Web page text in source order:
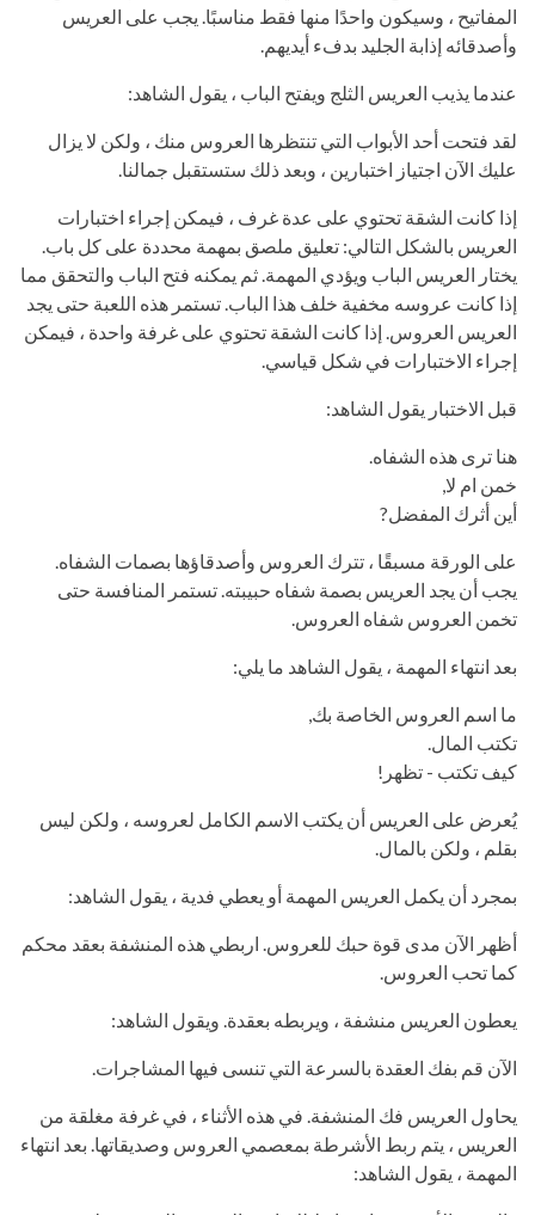
المفاتيح ، وسيكون واحدًا منها فقط مناسبًا. يجب على العريس
وأصدقائه إذابة الجليد بدفء أيديهم.
عندما يذيب العريس الثلج ويفتح الباب ، يقول الشاهد:
لقد فتحت أحد الأبواب التي تنتظرها العروس منك ، ولكن لا يزال
عليك الآن اجتياز اختبارين ، وبعد ذلك ستستقبل جمالنا.
إذا كانت الشقة تحتوي على عدة غرف ، فيمكن إجراء اختبارات
العريس بالشكل التالي: تعليق ملصق بمهمة محددة على كل باب.
يختار العريس الباب ويؤدي المهمة. ثم يمكنه فتح الباب والتحقق مما
إذا كانت عروسه مخفية خلف هذا الباب. تستمر هذه اللعبة حتى يجد
العريس العروس. إذا كانت الشقة تحتوي على غرفة واحدة ، فيمكن
إجراء الاختبارات في شكل قياسي.
قبل الاختبار يقول الشاهد:
هنا ترى هذه الشفاه.
خمن ام لا,
أين أثرك المفضل?
على الورقة مسبقًا ، تترك العروس وأصدقاؤها بصمات الشفاه.
يجب أن يجد العريس بصمة شفاه حبيبته. تستمر المنافسة حتى
تخمن العروس شفاه العروس.
بعد انتهاء المهمة ، يقول الشاهد ما يلي:
ما اسم العروس الخاصة بك,
تكتب المال.
كيف تكتب - تظهر!
يُعرض على العريس أن يكتب الاسم الكامل لعروسه ، ولكن ليس
بقلم ، ولكن بالمال.
بمجرد أن يكمل العريس المهمة أو يعطي فدية ، يقول الشاهد:
أظهر الآن مدى قوة حبك للعروس. اربطي هذه المنشفة بعقد محكم
كما تحب العروس.
يعطون العريس منشفة ، ويربطه بعقدة. ويقول الشاهد:
الآن قم بفك العقدة بالسرعة التي تنسى فيها المشاجرات.
يحاول العريس فك المنشفة. في هذه الأثناء ، في غرفة مغلقة من
العريس ، يتم ربط الأشرطة بمعصمي العروس وصديقاتها. بعد انتهاء
المهمة ، يقول الشاهد: